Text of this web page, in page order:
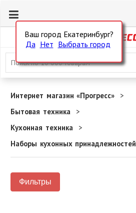
Ваш город Екатеринбург?
Да Нет Выбрать город
Интернет магазин «Прогресс»
Бытовая техника
Кухонная техника
Наборы кухонных принадлежностей
Фильтры